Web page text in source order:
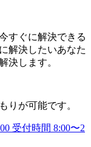
すぐに解決できる
解決したいあなた
決します。
受付時間 8:00〜2